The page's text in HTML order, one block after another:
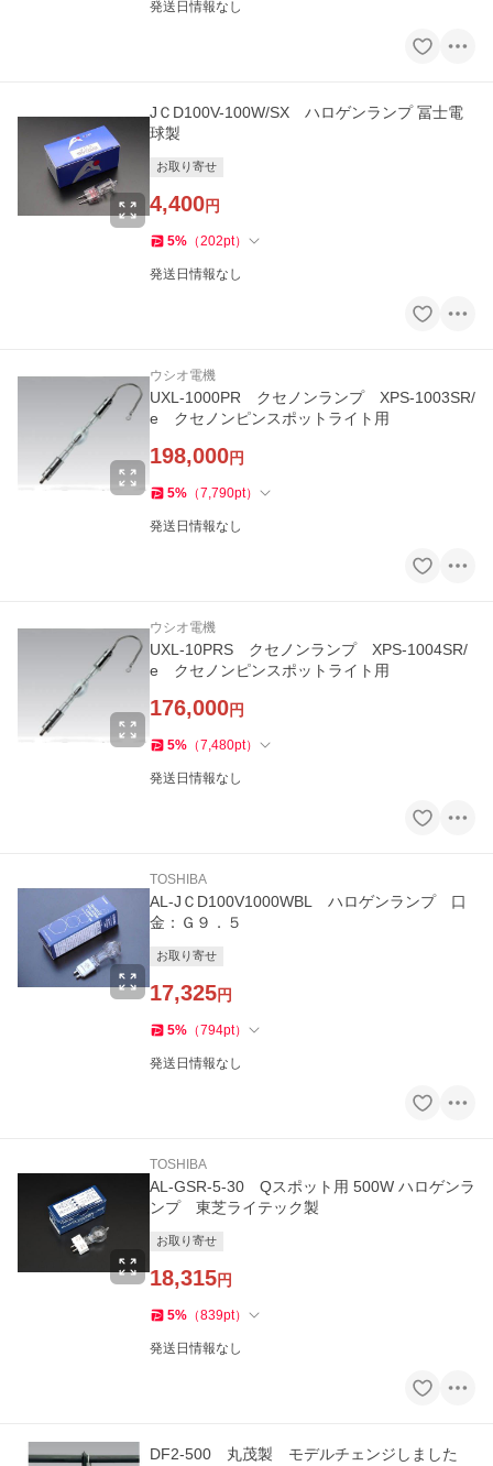
発送日情報なし
JＣD100V-100W/SX ハロゲンランプ 冨士電
球製
お取り寄せ
4,400円
5% （202pt）
発送日情報なし
ウシオ電機
UXL-1000PR クセノンランプ XPS-1003SR/
e クセノンピンスポットライト用
198,000円
5% （7,790pt）
発送日情報なし
ウシオ電機
UXL-10PRS クセノンランプ XPS-1004SR/
e クセノンピンスポットライト用
176,000円
5% （7,480pt）
発送日情報なし
TOSHIBA
AL-JＣD100V1000WBL ハロゲンランプ 口
金：Ｇ９．５
お取り寄せ
17,325円
5% （794pt）
発送日情報なし
TOSHIBA
AL-GSR-5-30 Qスポット用 500W ハロゲンラ
ンプ 東芝ライテック製
お取り寄せ
18,315円
5% （839pt）
発送日情報なし
DF2-500 丸茂製 モデルチェンジしました